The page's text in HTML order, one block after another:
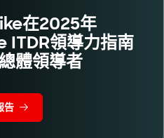
在2025年
領導力指南
體領導者
告